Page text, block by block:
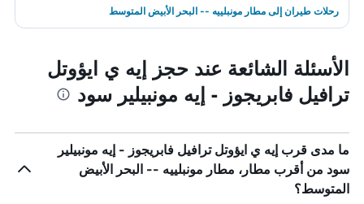
رحلات طيران إلى مطار مونبلييه -- البحر الأبيض المتوسط
الأسئلة الشائعة عند حجز إيه ي ايؤوتل
ترافيل فابريجوز - إيه مونبيلير سود
ما مدى قرب إيه ي ايؤوتل ترافيل فابريجوز - إيه مونبيلير
سود من أقرب مطار، مطار مونبلييه -- البحر الأبيض
المتوسط؟